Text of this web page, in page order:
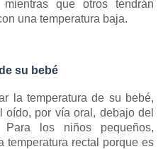
que otros tendrán
una temperatura baja.
su bebé
la temperatura de su bebé,
por vía oral, debajo del
Para los niños pequeños,
temperatura rectal porque es